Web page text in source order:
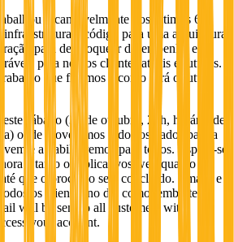
incansavelmente nos últimos 6
infraestrutura e código para uma arquitetura
para desbloquear desempenho e
para nossos clientes atuais e futuros.
que fizemos e como será o futuro
sábado (30 de outubro, 20h, horário de
onde moveremos todos os dados para a
e a habilitaremos para todos. Espera-se
hora e tanto os aplicativos web quanto
até que o processo seja concluído. Emails e
todos os clientes no dia como lembrete.
will be sent to all customers with
your account.